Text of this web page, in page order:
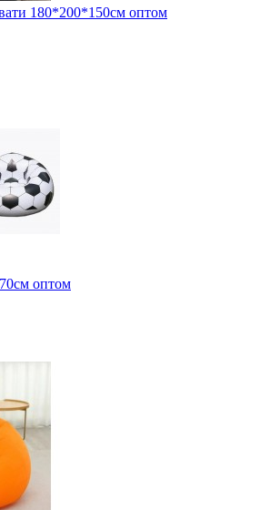
180*200*150см оптом
оптом